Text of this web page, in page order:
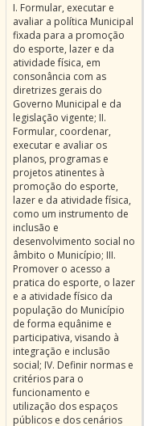
I. Formular, executar e
avaliar a política Municipal
fixada para a promoção
do esporte, lazer e da
atividade física, em
consonância com as
diretrizes gerais do
Governo Municipal e da
legislação vigente; II.
Formular, coordenar,
executar e avaliar os
planos, programas e
projetos atinentes à
promoção do esporte,
lazer e da atividade física,
como um instrumento de
inclusão e
desenvolvimento social no
âmbito o Município; III.
Promover o acesso a
pratica do esporte, o lazer
e a atividade físico da
população do Município
de forma equânime e
participativa, visando à
integração e inclusão
social; IV. Definir normas e
critérios para o
funcionamento e
utilização dos espaços
públicos e dos cenários